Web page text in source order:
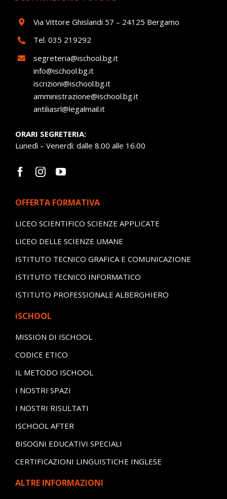
Via Vittore Ghislandi 57 – 24125 Bergamo
Tel. 035 219292
segreteria@ischool.bg.it
info@ischool.bg.it
iscrizioni@ischool.bg.it
amministrazione@ischool.bg.it
antiliasrl@legalmail.it
ORARI SEGRETERIA:
Lunedì – Venerdì: dalle 8.00 alle 16.00
OFFERTA FORMATIVA
LICEO SCIENTIFICO SCIENZE APPLICATE
LICEO DELLE SCIENZE UMANE
ISTITUTO TECNICO GRAFICA E COMUNICAZIONE
ISTITUTO TECNICO INFORMATICO
ISTITUTO PROFESSIONALE ALBERGHIERO
iSCHOOL
MISSION DI ISCHOOL
CODICE ETICO
IL METODO ISCHOOL
I NOSTRI SPAZI
I NOSTRI RISULTATI
ISCHOOL AFTER
BISOGNI EDUCATIVI SPECIALI
CERTIFICAZIONI LINGUISTICHE INGLESE
ALTRE INFORMAZIONI